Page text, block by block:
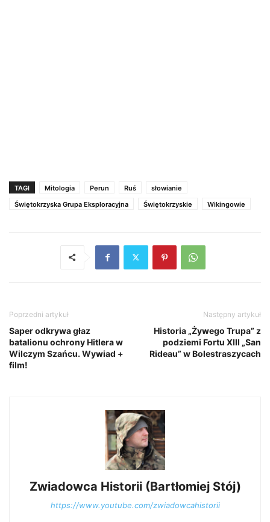
TAGI Mitologia Perun Ruś
słowianie
Świętokrzyska Grupa Eksploracyjna
Świętokrzyskie Wikingowie
Poprzedni artykuł
Saper odkrywa głaz
batalionu ochrony Hitlera w
Wilczym Szańcu. Wywiad +
film!
Następny artykuł
Historia „Żywego Trupa” z
podziemi Fortu XIII „San
Rideau” w Bolestraszycach
Zwiadowca Historii (Bartłomiej Stój)
https://www.youtube.com/zwiadowcahistorii